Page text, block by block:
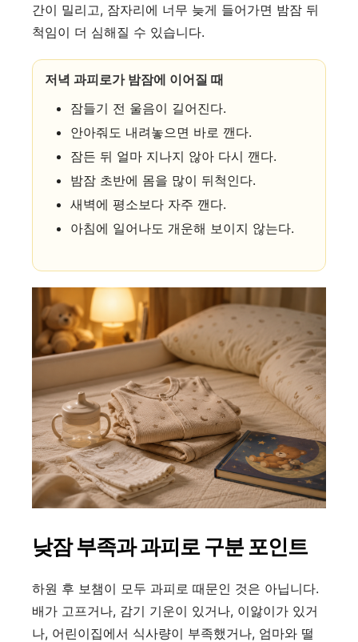
간이 밀리고, 잠자리에 너무 늦게 들어가면 밤잠 뒤
척임이 더 심해질 수 있습니다.
저녁 과피로가 밤잠에 이어질 때
잠들기 전 울음이 길어진다.
안아줘도 내려놓으면 바로 깬다.
잠든 뒤 얼마 지나지 않아 다시 깬다.
밤잠 초반에 몸을 많이 뒤척인다.
새벽에 평소보다 자주 깬다.
아침에 일어나도 개운해 보이지 않는다.
낮잠 부족과 과피로 구분 포인트
하원 후 보챔이 모두 과피로 때문인 것은 아닙니다.
배가 고프거나, 감기 기운이 있거나, 이앓이가 있거
나, 어린이집에서 식사량이 부족했거나, 엄마와 떨